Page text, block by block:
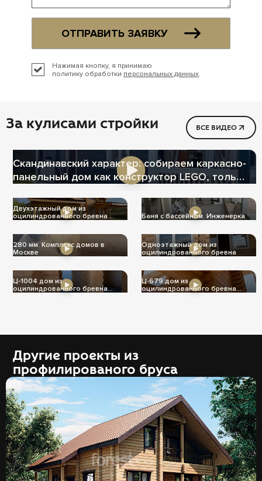
ОТПРАВИТЬ ЗАЯВКУ
Нажимая кнопку, я принимаю
политику обработки персональных данных.
За кулисами стройки ВСЕ ВИДЕО
Скандинавский характер: собираем каркасно-
панельный дом как конструктор LEGO, только
Двухэтажный дом из
оцилиндрованного бревна
Баня с бассейном. Инженерка
280 мм. Комплекс домов в
Москве
Одноэтажный дом из
оцилиндрованного бревна
Ц-1004 дом из
оцилиндрованного бревна
Ц-679 дом из
оцилиндрованного бревна
Другие проекты из
профилированого бруса